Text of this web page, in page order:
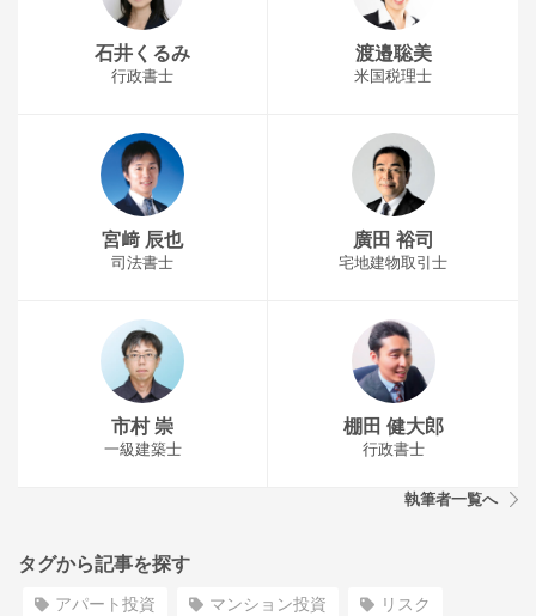
石井くるみ
行政書士
渡邉聡美
米国税理士
宮﨑 辰也
司法書士
廣田 裕司
宅地建物取引士
市村 崇
一級建築士
棚田 健大郎
行政書士
執筆者一覧へ
タグから記事を探す
アパート投資 マンション投資 リスク